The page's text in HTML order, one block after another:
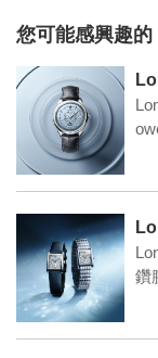
您可能感興趣的
鑽